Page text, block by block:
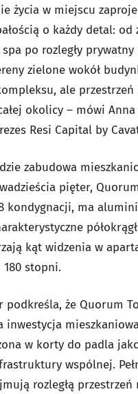
życia w miejscu
o każdy detal: od
po rozległy
zielone wokół
ale przestrzeń
okolicy – mówi Anna
Resi Capital by
zabudowa
pięter,
kondygnacji, ma
kąt widzenia w
stopni.
podkreśla, że Quorum
inwestycja
w korty do padla
wspólnej.
rozległą przestrzeń